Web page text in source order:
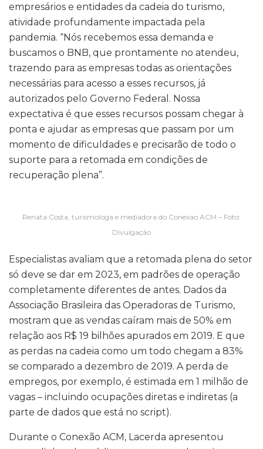
empresários e entidades da cadeia do turismo,
atividade profundamente impactada pela
pandemia. “Nós recebemos essa demanda e
buscamos o BNB, que prontamente no atendeu,
trazendo para as empresas todas as orientações
necessárias para acesso a esses recursos, já
autorizados pelo Governo Federal. Nossa
expectativa é que esses recursos possam chegar à
ponta e ajudar as empresas que passam por um
momento de dificuldades e precisarão de todo o
suporte para a retomada em condições de
recuperação plena”.
Renata Costa, turismologa e mediadora do Conexao ACM – Foto:
Divulgação
Especialistas avaliam que a retomada plena do setor
só deve se dar em 2023, em padrões de operação
completamente diferentes de antes. Dados da
Associação Brasileira das Operadoras de Turismo,
mostram que as vendas caíram mais de 50% em
relação aos R$ 19 bilhões apurados em 2019. E que
as perdas na cadeia como um todo chegam a 83%
se comparado a dezembro de 2019. A perda de
empregos, por exemplo, é estimada em 1 milhão de
vagas – incluindo ocupações diretas e indiretas (a
parte de dados que está no script).
Durante o Conexão ACM, Lacerda apresentou